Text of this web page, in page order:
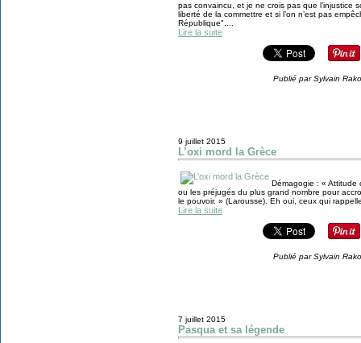
pas convaincu, et je ne crois pas que l’injustice
liberté de la commettre et si l’on n’est pas
République",...
Lire la suite
Publié par Sylvain
9 juillet 2015
L’oxi mord la Grèce
Démagogie : « Attitude
ou les préjugés du plus grand nombre pour
le pouvoir. » (Larousse). Eh oui, ceux qui
Lire la suite
Publié par Sylvain
7 juillet 2015
Pasqua et sa légende